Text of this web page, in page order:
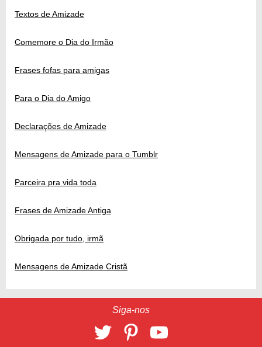
Textos de Amizade
Comemore o Dia do Irmão
Frases fofas para amigas
Para o Dia do Amigo
Declarações de Amizade
Mensagens de Amizade para o Tumblr
Parceira pra vida toda
Frases de Amizade Antiga
Obrigada por tudo, irmã
Mensagens de Amizade Cristã
Siga-nos